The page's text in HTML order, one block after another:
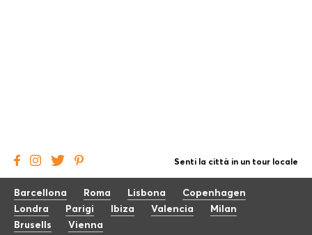
Senti la città in un tour locale
Barcellona Roma Lisbona
Copenhagen
Londra
Parigi Ibiza Valencia
Milan
Brusells
Vienna